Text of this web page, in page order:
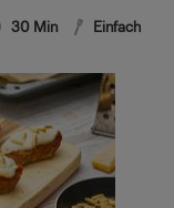
30 Min Einfach